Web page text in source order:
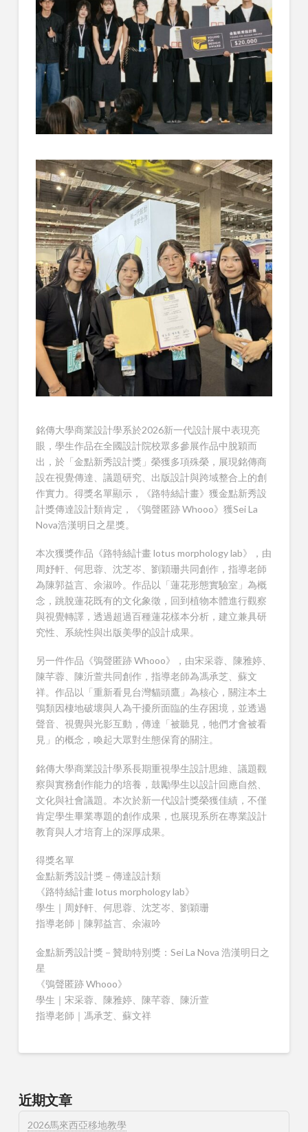
銘傳大學商業設計學系於2026新一代設計展中表現亮
眼，學生作品在全國設計院校眾多參展作品中脫穎而
出，於「金點新秀設計獎」榮獲多項殊榮，展現銘傳商
設在視覺傳達、議題研究、出版設計與跨域整合上的創
作實力。得獎名單顯示，《路特絲計畫》獲金點新秀設
計獎傳達設計類肯定，《鴞聲匿跡 Whooo》獲Sei La
Nova浩漢明日之星獎。
本次獲獎作品《路特絲計畫 lotus morphology lab》，由
周妤軒、何思蓉、沈芝岑、劉穎珊共同創作，指導老師
為陳郭益言、余淑吟。作品以「蓮花形態實驗室」為概
念，跳脫蓮花既有的文化象徵，回到植物本體進行觀察
與視覺轉譯，透過超過百種蓮花樣本分析，建立兼具研
究性、系統性與出版美學的設計成果。
另一件作品《鴞聲匿跡 Whooo》，由宋采蓉、陳雅婷、
陳芊蓉、陳沂萱共同創作，指導老師為馮承芝、蘇文
祥。作品以「重新看見台灣貓頭鷹」為核心，關注本土
鴞類因棲地破壞與人為干擾所面臨的生存困境，並透過
聲音、視覺與光影互動，傳達「被聽見，牠們才會被看
見」的概念，喚起大眾對生態保育的關注。
銘傳大學商業設計學系長期重視學生設計思維、議題觀
察與實務創作能力的培養，鼓勵學生以設計回應自然、
文化與社會議題。本次於新一代設計獎榮獲佳績，不僅
肯定學生畢業專題的創作成果，也展現系所在專業設計
教育與人才培育上的深厚成果。
得獎名單
金點新秀設計獎－傳達設計類
《路特絲計畫 lotus morphology lab》
學生｜周妤軒、何思蓉、沈芝岑、劉穎珊
指導老師｜陳郭益言、余淑吟
金點新秀設計獎－贊助特別獎：Sei La Nova 浩漢明日之
星
《鴞聲匿跡 Whooo》
學生｜宋采蓉、陳雅婷、陳芊蓉、陳沂萱
指導老師｜馮承芝、蘇文祥
近期文章
2026馬來西亞移地教學